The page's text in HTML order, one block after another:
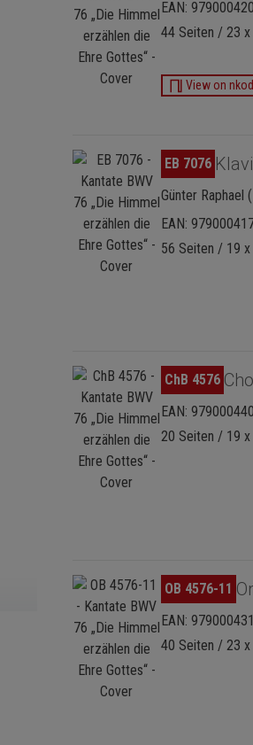
EAN:
44 Seiten / 23
View on
Bildergalerie überspringen
EB 7076
Günter Raphael
EAN:
56 Seiten / 19
Bildergalerie überspringen
ChB 4576
EAN:
20 Seiten / 19
Bildergalerie überspringen
OB 4576-11
EAN:
40 Seiten / 23